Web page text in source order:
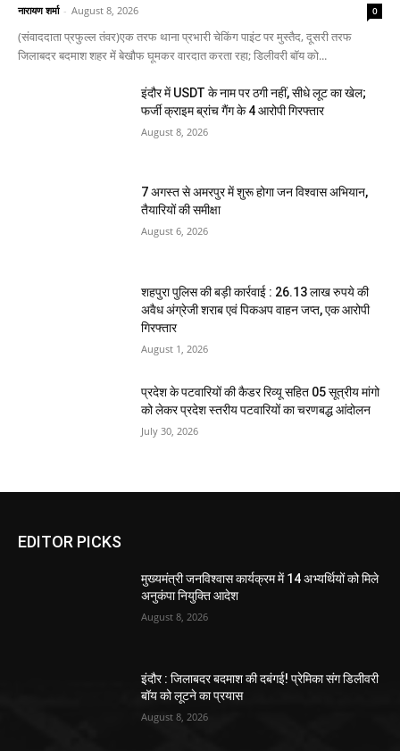
नारायण शर्मा - August 8, 2026 0
(संवाददाता प्रफुल्ल तंवर)एक तरफ थाना प्रभारी चेकिंग पाइंट पर मुस्तैद, दूसरी तरफ
जिलाबदर बदमाश शहर में बेखौफ घूमकर वारदात करता रहा; डिलीवरी बॉय को...
इंदौर में USDT के नाम पर ठगी नहीं, सीधे लूट का खेल;
फर्जी क्राइम ब्रांच गैंग के 4 आरोपी गिरफ्तार
August 8, 2026
7 अगस्त से अमरपुर में शुरू होगा जन विश्वास अभियान,
तैयारियों की समीक्षा
August 6, 2026
शहपुरा पुलिस की बड़ी कार्रवाई : 26.13 लाख रुपये की
अवैध अंग्रेजी शराब एवं पिकअप वाहन जप्त, एक आरोपी
गिरफ्तार
August 1, 2026
प्रदेश के पटवारियों की कैडर रिव्यू सहित 05 सूत्रीय मांगो
को लेकर प्रदेश स्तरीय पटवारियों का चरणबद्ध आंदोलन
July 30, 2026
EDITOR PICKS
मुख्यमंत्री जनविश्वास कार्यक्रम में 14 अभ्यर्थियों को मिले
अनुकंपा नियुक्ति आदेश
August 8, 2026
इंदौर : जिलाबदर बदमाश की दबंगई! प्रेमिका संग डिलीवरी
बॉय को लूटने का प्रयास
August 8, 2026